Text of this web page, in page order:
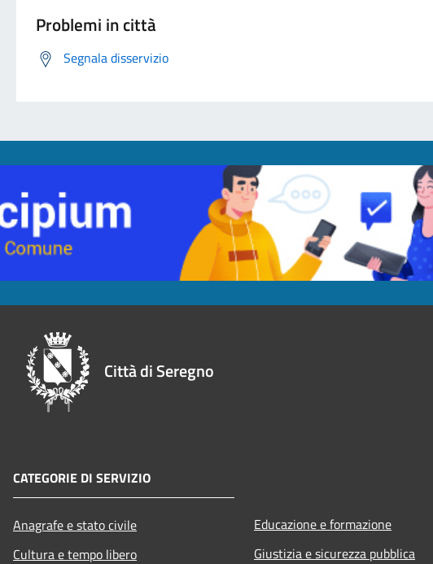
Problemi in città
Segnala disservizio
Città di Seregno
CATEGORIE DI SERVIZIO
Anagrafe e stato civile
Cultura e tempo libero
Educazione e formazione
Giustizia e sicurezza pubblica